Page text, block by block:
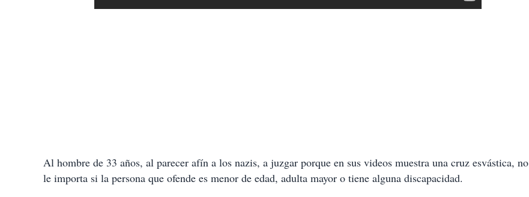
Al hombre de 33 años, al parecer afín a los nazis, a juzgar porque en sus videos muestra una cruz esvástica, no
le importa si la persona que ofende es menor de edad, adulta mayor o tiene alguna discapacidad.